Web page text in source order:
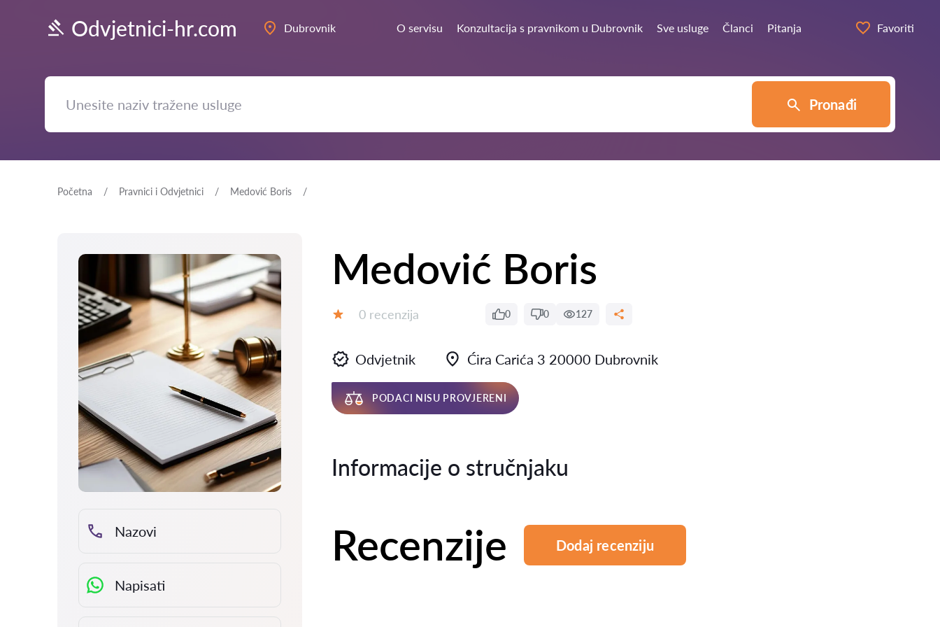
Odvjetnici-hr.com Dubrovnik O servisu Konzultacija s pravnikom u Dubrovnik Sve usluge Članci Pitanja Favoriti
Pronađi
Početna Pravnici i Odvjetnici Medović Boris
Nazovi
Napisati
Medović Boris
Recenzija:
0 recenzija 0 0 127
Odvjetnik Ćira Carića 3 20000 Dubrovnik
PODACI NISU PROVJERENI
Informacije o stručnjaku
Recenzije Dodaj recenziju